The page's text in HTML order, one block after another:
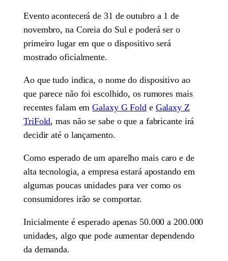
Evento acontecerá de 31 de outubro a 1 de
novembro, na Coreia do Sul e poderá ser o
primeiro lugar em que o dispositivo será
mostrado oficialmente.
Ao que tudo indica, o nome do dispositivo ao
que parece não foi escolhido, os rumores mais
recentes falam emGalaxy G Fold e Galaxy Z
TriFold, mas não se sabe o que a fabricante irá
decidir até o lançamento.
Como esperado de um aparelho mais caro e de
alta tecnologia, a empresa estará apostando em
algumas poucas unidades para ver como os
consumidores irão se comportar.
Inicialmente é esperado apenas 50.000 a 200.000
unidades, algo que pode aumentar dependendo
da demanda.